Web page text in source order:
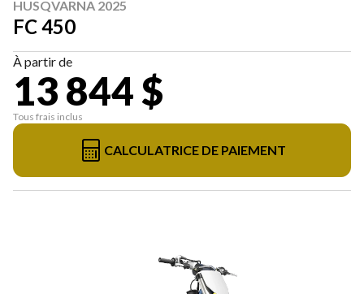
HUSQVARNA 2025
FC 450
À partir de
13 844 $
Tous frais inclus
CALCULATRICE DE PAIEMENT